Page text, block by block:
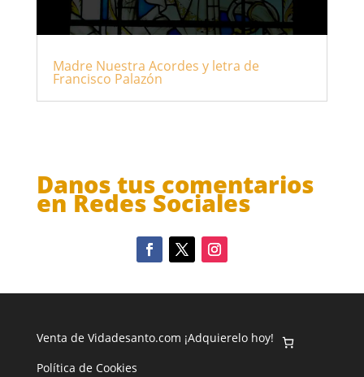
Madre Nuestra Acordes y letra de
Francisco Palazón
Danos tus comentarios
en Redes Sociales
Venta de Vidadesanto.com ¡Adquierelo hoy!
Política de Cookies